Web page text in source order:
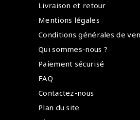
Livraison et retour
Mentions légales
Conditions générales de
Qui sommes-nous ?
Paiement sécurisé
FAQ
Contactez-nous
Plan du site